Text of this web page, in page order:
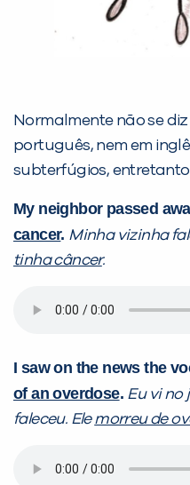
Normalmente não se
português, nem em
subterfúgios,
My neighbor passed
cancer. Minha vizinha
tinha câncer.
I saw on the news the
of an overdose. Eu vi no
faleceu. Elemorreu de